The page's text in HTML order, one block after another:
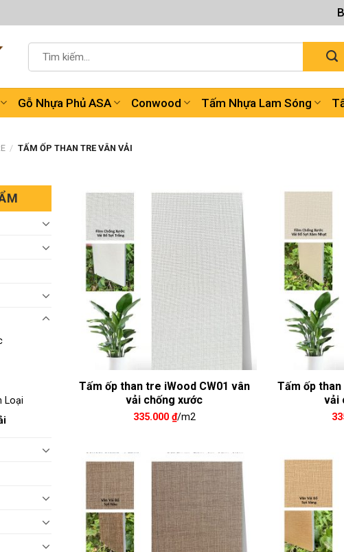
kiếm:
Gỗ Nhựa Phủ ASA Conwood Tấm Nhựa Lam Sóng
/ TẤM ỐP THAN TRE VÂN VẢI
Loại
Tấm ốp than tre iWood CW01 vân
vải chống xước
335.000 ₫/m2
Tấm ốp
vải